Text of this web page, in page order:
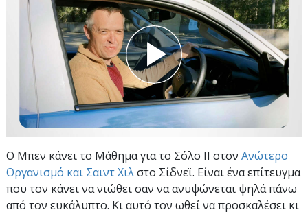
Ο Μπεν κάνει το Μάθημα για το Σόλο II στον Ανώτερο
Οργανισμό και Σαιντ Χιλστο Σίδνεϊ. Είναι ένα επίτευγμα
που τον κάνει να νιώθει σαν να ανυψώνεται ψηλά πάνω
από τον ευκάλυπτο. Κι αυτό τον ωθεί να προσκαλέσει κι